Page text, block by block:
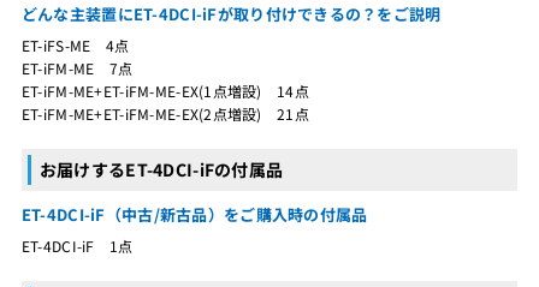
どんな主装置にET-4DCI-iFが取り付けできるの？をご説明
ET-iFS-ME 4点
ET-iFM-ME 7点
ET-iFM-ME+ET-iFM-ME-EX(1点増設) 14点
ET-iFM-ME+ET-iFM-ME-EX(2点増設) 21点
お届けするET-4DCI-iFの付属品
ET-4DCI-iF（中古/新古品）をご購入時の付属品
ET-4DCI-iF 1点